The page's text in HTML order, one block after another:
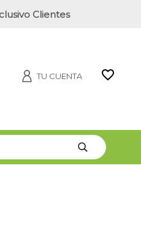
Clientes
TU CUENTA